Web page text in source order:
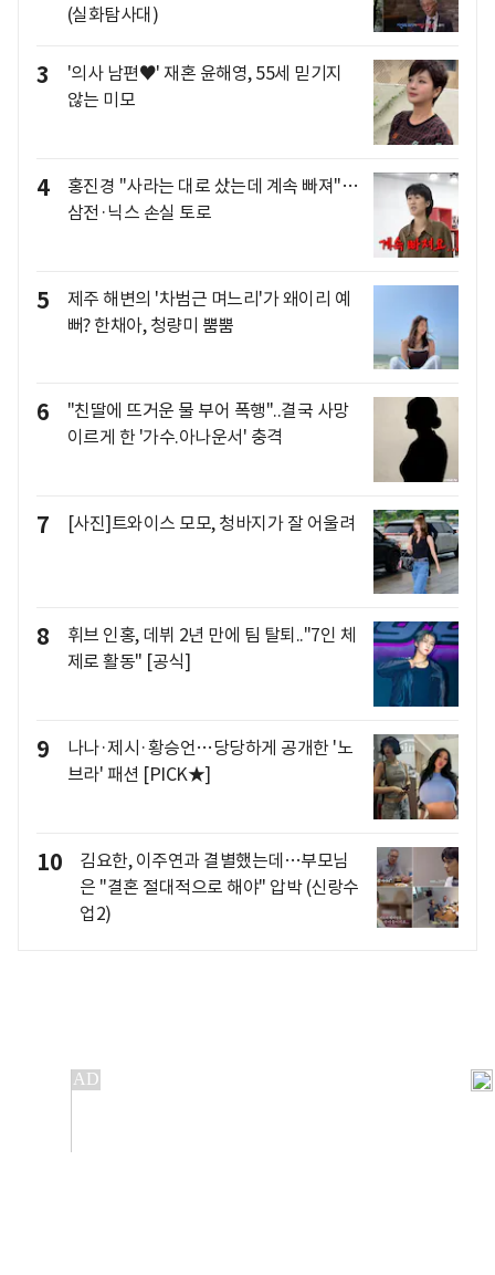
(실화탐사대)
3
'의사 남편♥' 재혼 윤해영, 55세 믿기지
않는 미모
4
홍진경 "사라는 대로 샀는데 계속 빠져"…
삼전·닉스 손실 토로
5
제주 해변의 '차범근 며느리'가 왜이리 예
뻐? 한채아, 청량미 뿜뿜
6
"친딸에 뜨거운 물 부어 폭행"..결국 사망
이르게 한 '가수.아나운서' 충격
7 [사진]트와이스 모모, 청바지가 잘 어울려
8
휘브 인홍, 데뷔 2년 만에 팀 탈퇴.."7인 체
제로 활동" [공식]
9
나나·제시·황승언…당당하게 공개한 '노
브라' 패션 [PICK★]
10
김요한, 이주연과 결별했는데…부모님
은 "결혼 절대적으로 해야" 압박 (신랑수
업2)